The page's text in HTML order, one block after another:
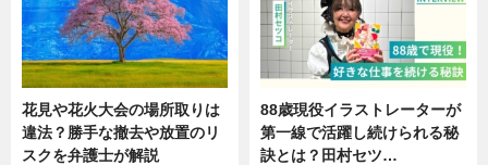
花見や花火大会の場所取りは
違法？勝手な撤去や放置のリ
スクを弁護士が解説
88歳現役イラストレーターが
第一線で活躍し続けられる秘
訣とは？田村セツ…